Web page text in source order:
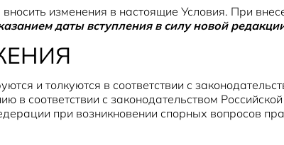
изменения в настоящие Условия. При
даты вступления в силу новой
и толкуются в соответствии с
соответствии с законодательством
при возникновении спорных вопросов